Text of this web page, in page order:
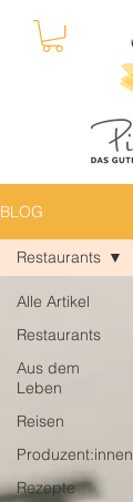
BLOG
Alle Artikel
Restaurants
Aus dem
Leben
Reisen
Produzent:innen
Rezepte
Restaurants